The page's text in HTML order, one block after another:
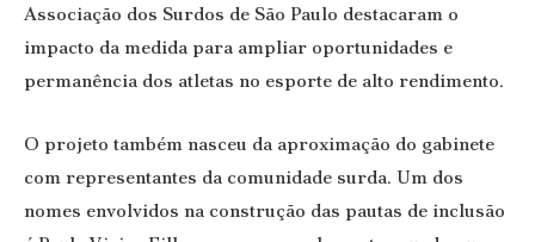
Associação dos Surdos de São Paulo destacaram o
impacto da medida para ampliar oportunidades e
permanência dos atletas no esporte de alto rendimento.
O projeto também nasceu da aproximação do gabinete
com representantes da comunidade surda. Um dos
nomes envolvidos na construção das pautas de inclusão